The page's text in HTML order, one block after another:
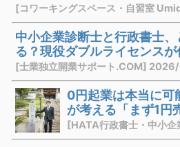
[コワーキングスペース・自習室
中小企業診断士と行政書士
る？現役ダブルライセンス
[士業独立開業サポート.COM]
0円起業は本当に可
が考える「まず1円